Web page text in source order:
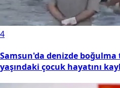
4
Samsun'da denizde
yaşındaki çocuk hayatını